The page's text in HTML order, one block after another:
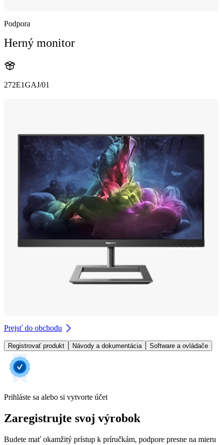
Podpora
Herný monitor
272E1GAJ/01
Prejsť do obchodu
Registrovať produkt Návody a dokumentácia Software a ovládače
Prihláste sa alebo si vytvorte účet
Zaregistrujte svoj výrobok
Budete mať okamžitý prístup k príručkám, podpore presne na mieru